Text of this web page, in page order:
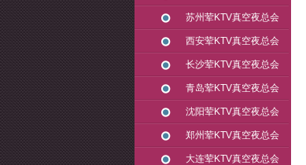
苏州荤KTV真空夜总会
西安荤KTV真空夜总会
长沙荤KTV真空夜总会
青岛荤KTV真空夜总会
沈阳荤KTV真空夜总会
郑州荤KTV真空夜总会
大连荤KTV真空夜总会